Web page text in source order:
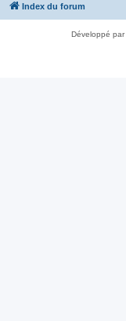
Index du forum
Développé par